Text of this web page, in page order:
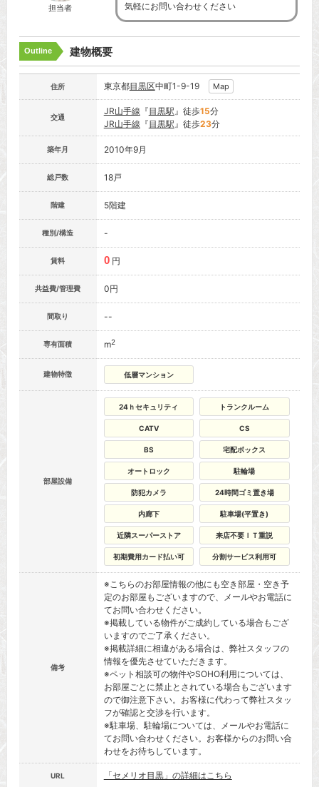
担当者
気軽にお問い合わせください
Outline 建物概要
住所 東京都目黒区中町1-9-19 Map
交通
JR山手線 『目黒駅』徒歩15分
JR山手線 『目黒駅』徒歩23分
築年月 2010年9月
総戸数 18戸
階建 5階建
種別/構造 -
賃料 0 円
共益費/管理費 0円
間取り --
専有面積 m2
建物特徴 低層マンション
部屋設備
24ｈセキュリティ トランクルーム
CATV CS
BS 宅配ボックス
オートロック 駐輪場
防犯カメラ 24時間ゴミ置き場
内廊下 駐車場(平置き)
近隣スーパーストア 来店不要ＩＴ重説
初期費用カード払い可 分割サービス利用可
備考
※こちらのお部屋情報の他にも空き部屋・空き予
定のお部屋もございますので、メールやお電話に
てお問い合わせください。
※掲載している物件がご成約している場合もござ
いますのでご了承ください。
※掲載詳細に相違がある場合は、弊社スタッフの
情報を優先させていただきます。
※ペット相談可の物件やSOHO利用については、
お部屋ごとに禁止とされている場合もございます
ので御注意下さい。お客様に代わって弊社スタッ
フが確認と交渉を行います。
※駐車場、駐輪場については、メールやお電話に
てお問い合わせください。お客様からのお問い合
わせをお待ちしています。
URL 「セメリオ目黒」の詳細はこちら